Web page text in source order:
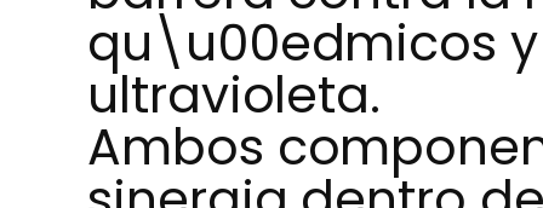
qu\u00edmicos
ultravioleta.
Ambos